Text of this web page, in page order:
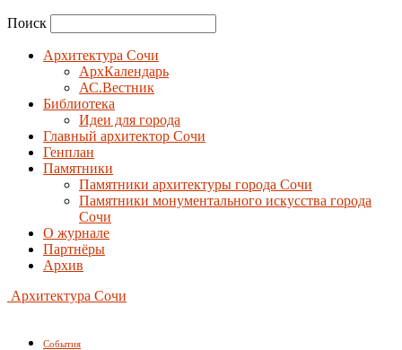
Поиск
Архитектура Сочи
АрхКалендарь
АС.Вестник
Библиотека
Идеи для города
Главный архитектор Сочи
Генплан
Памятники
Памятники архитектуры города Сочи
Памятники монументального искусства города
Сочи
О журнале
Партнёры
Архив
Архитектура Сочи
События